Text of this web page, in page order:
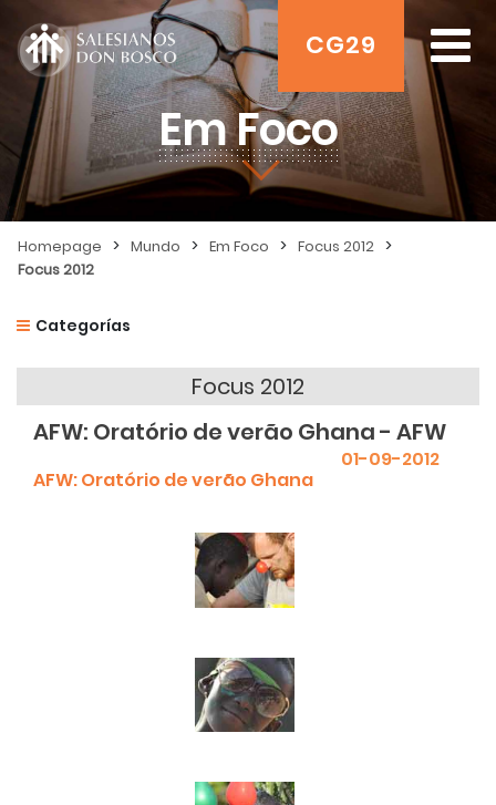
CG29
Em Foco
Homepage > Mundo > Em Foco > Focus 2012 >
Focus 2012
Categorías
Focus 2012
AFW: Oratório de verão Ghana - AFW
01-09-2012
AFW: Oratório de verão Ghana